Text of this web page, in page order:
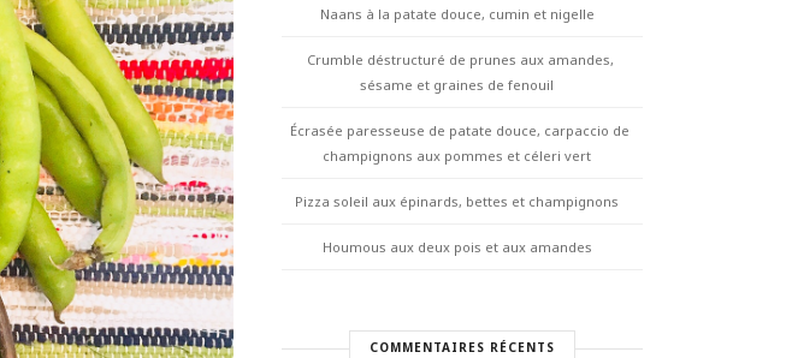
Naans à la patate douce, cumin et nigelle
Crumble déstructuré de prunes aux amandes,
sésame et graines de fenouil
Écrasée paresseuse de patate douce, carpaccio de
champignons aux pommes et céleri vert
Pizza soleil aux épinards, bettes et champignons
Houmous aux deux pois et aux amandes
COMMENTAIRES RÉCENTS